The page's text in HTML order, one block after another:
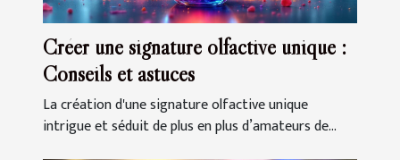
Créer une signature olfactive unique :
Conseils et astuces
La création d'une signature olfactive unique
intrigue et séduit de plus en plus d’amateurs de...